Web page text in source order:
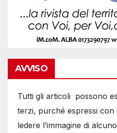
AVVISO
Tutti gli articoli possono
terzi, purché espressi con
ledere l’immagine di